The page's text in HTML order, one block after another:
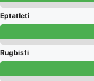
Eptatleti
Rugbisti